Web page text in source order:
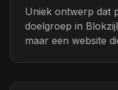
Uniek ontwerp dat
doelgroep in
maar een website